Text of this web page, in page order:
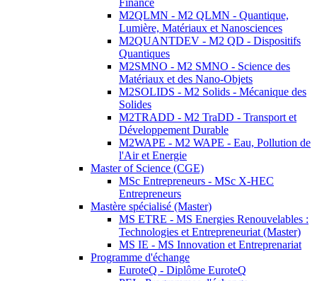
Finance
M2QLMN - M2 QLMN - Quantique,
Lumière, Matériaux et Nanosciences
M2QUANTDEV - M2 QD - Dispositifs
Quantiques
M2SMNO - M2 SMNO - Science des
Matériaux et des Nano-Objets
M2SOLIDS - M2 Solids - Mécanique des
Solides
M2TRADD - M2 TraDD - Transport et
Développement Durable
M2WAPE - M2 WAPE - Eau, Pollution de
l'Air et Energie
Master of Science (CGE)
MSc Entrepreneurs - MSc X-HEC
Entrepreneurs
Mastère spécialisé (Master)
MS ETRE - MS Energies Renouvelables :
Technologies et Entrepreneuriat (Master)
MS IE - MS Innovation et Entreprenariat
Programme d'échange
EuroteQ - Diplôme EuroteQ